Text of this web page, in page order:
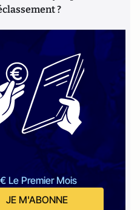
?
Le Premier Mois
JE M'ABONNE